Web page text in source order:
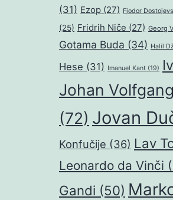
(31) Ezop (27) Fjodor
(25) Fridrih Niče (27) Georg
Gotama Buda (34) Halil
Hese (31) Imanuel Kant (19)
Johan
(72) Jovan
Konfučije (36) Lav
Leonardo da Vinči
Gandi (50)